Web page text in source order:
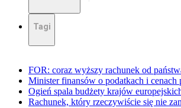
Tagi
FOR: coraz wyższy rachunek od
Minister finansów o podatkach i
Ogień spala budżety krajów
Rachunek, który rzeczywiście się nie